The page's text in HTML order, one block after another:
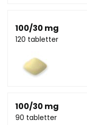
100/30 mg
120 tabletter
100/30 mg
90 tabletter